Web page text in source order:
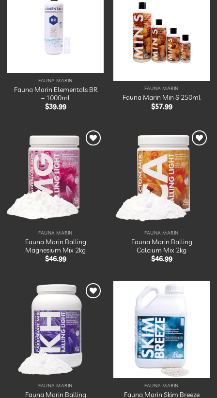
FAUNA MARIN
Fauna Marin Elementals BR
– 1000ml
$39.99
FAUNA MARIN
Fauna Marin Min S 250ml
$57.99
Ajouter
d’envies
FAUNA MARIN
Fauna Marin Balling
Magnesium Mix 2kg
$46.99
Ajouter
d’envies
FAUNA MARIN
Fauna Marin Balling
Calcium Mix 2kg
$46.99
Ajouter
d’envies
FAUNA MARIN
Fauna Marin Balling
FAUNA MARIN
Fauna Marin Skim Breeze